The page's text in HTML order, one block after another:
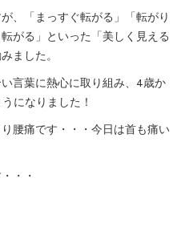
、「まっすぐ転がる」「転がり
がる」といった「美しく見える
ました。
言葉に熱心に取り組み、4歳か
になりました！
腰痛です・・・今日は首も痛い
・・